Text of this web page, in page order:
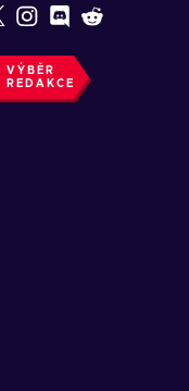
VÝBĚR
REDAKCE